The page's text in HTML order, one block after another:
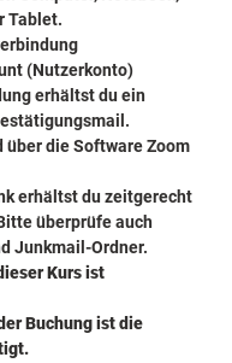
Tablet.
(Nutzerkonto)
erhältst du ein
über die Software Zoom
erhältst du zeitgerecht
überprüfe auch
Junkmail-Ordner.
Kurs ist
Buchung ist die